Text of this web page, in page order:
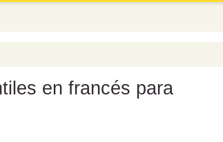
en francés para